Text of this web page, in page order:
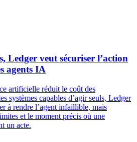
Ledger veut sécuriser l’action
agents IA
artificielle réduit le coût des
systèmes capables d’agir seuls, Ledger
à rendre l’agent infaillible, mais
et le moment précis où une
un acte.